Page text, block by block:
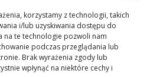
korzystamy z technologii, takich
i/lub uzyskiwania dostępu do
te technologie pozwoli nam
podczas przeglądania lub
Brak wyrażenia zgody lub
wpłynąć na niektóre cechy i
zamówienie